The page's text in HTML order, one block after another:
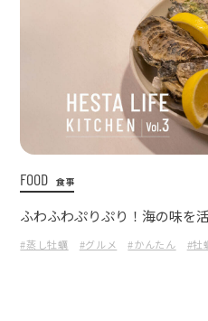
FOOD 食事
ふわふわぷりぷり！海の味を
#蒸し牡蠣 #グルメ #かんたん #牡